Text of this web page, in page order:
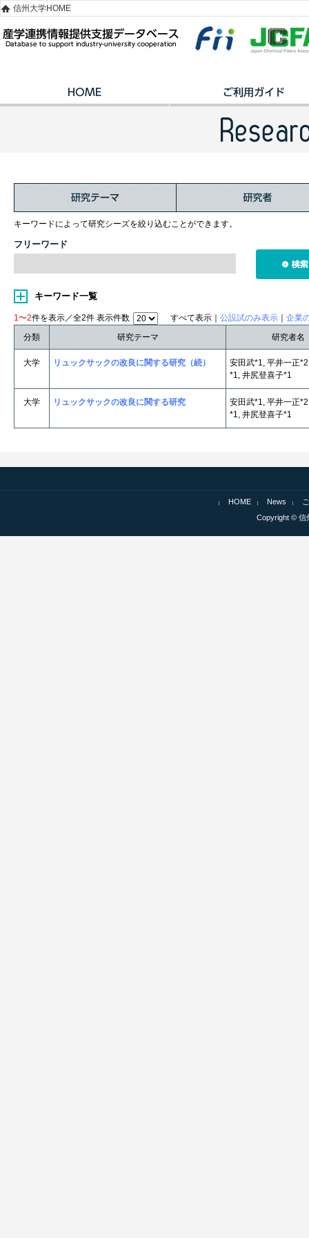
信州大学HOME
キーワードによって研究シーズを絞り込むことができます。
フリーワード
キーワード一覧
1〜2件を表示／全2件 表示件数 すべて表示｜ 公設試のみ表示
企業
分類
研究テーマ 研究者名
大学 リュックサックの改良に関する研究（続）
安田武*1, 平井一正
*1, 井尻登喜子*1
大学 リュックサックの改良に関する研究
安田武*1, 平井一正
*1, 井尻登喜子*1
HOME News
Copyright © 信